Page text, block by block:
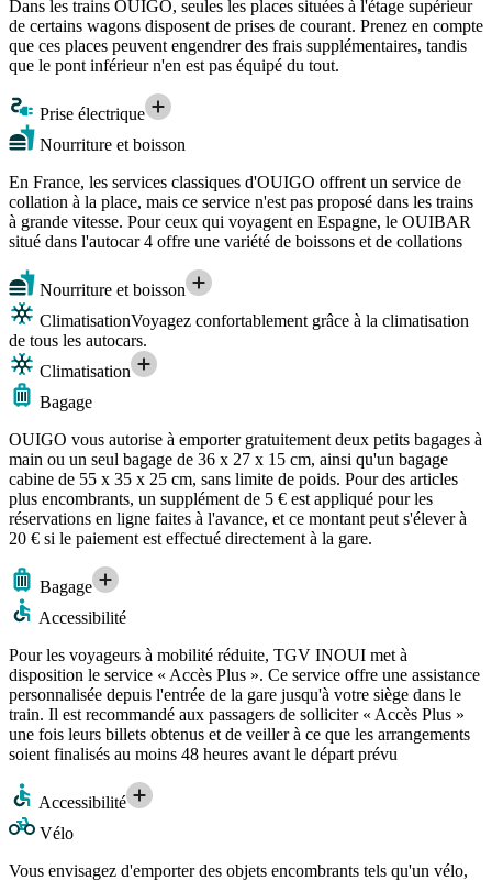
Dans les trains OUIGO, seules les places situées à l'étage supérieur
de certains wagons disposent de prises de courant. Prenez en compte
que ces places peuvent engendrer des frais supplémentaires, tandis
que le pont inférieur n'en est pas équipé du tout.
Prise électrique
Nourriture et boisson
En France, les services classiques d'OUIGO offrent un service de
collation à la place, mais ce service n'est pas proposé dans les trains
à grande vitesse. Pour ceux qui voyagent en Espagne, le OUIBAR
situé dans l'autocar 4 offre une variété de boissons et de collations
Nourriture et boisson
ClimatisationVoyagez confortablement grâce à la climatisation
de tous les autocars.
Climatisation
Bagage
OUIGO vous autorise à emporter gratuitement deux petits bagages à
main ou un seul bagage de 36 x 27 x 15 cm, ainsi qu'un bagage
cabine de 55 x 35 x 25 cm, sans limite de poids. Pour des articles
plus encombrants, un supplément de 5 € est appliqué pour les
réservations en ligne faites à l'avance, et ce montant peut s'élever à
20 € si le paiement est effectué directement à la gare.
Bagage
Accessibilité
Pour les voyageurs à mobilité réduite, TGV INOUI met à
disposition le service « Accès Plus ». Ce service offre une assistance
personnalisée depuis l'entrée de la gare jusqu'à votre siège dans le
train. Il est recommandé aux passagers de solliciter « Accès Plus »
une fois leurs billets obtenus et de veiller à ce que les arrangements
soient finalisés au moins 48 heures avant le départ prévu
Accessibilité
Vélo
Vous envisagez d'emporter des objets encombrants tels qu'un vélo,